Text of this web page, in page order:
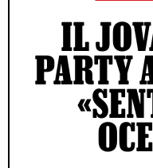
IL
PARTY